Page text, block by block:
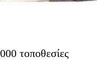
τοποθεσίες